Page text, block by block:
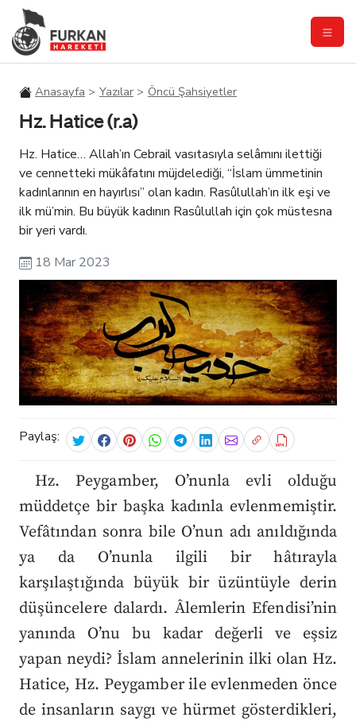
Anasayfa Yazılar Öncü Şahsiyetler
Hz. Hatice (r.a)
Hz. Hatice… Allah’ın Cebrail vasıtasıyla selâmını ilettiği
ve cennetteki mükâfatını müjdelediği, “İslam ümmetinin
kadınlarının en hayırlısı” olan kadın. Rasûlullah’ın ilk eşi ve
ilk mü’min. Bu büyük kadının Rasûlullah için çok müstesna
bir yeri vardı.
18 Mar 2023
Paylaş:
Hz. Peygamber, O’nunla evli olduğu
müddetçe bir başka kadınla evlenmemiştir.
Vefâtından sonra bile O’nun adı anıldığında
ya da O’nunla ilgili bir hâtırayla
karşılaştığında büyük bir üzüntüyle derin
düşüncelere dalardı. Âlemlerin Efendisi’nin
yanında O’nu bu kadar değerli ve eşsiz
yapan neydi? İslam annelerinin ilki olan Hz.
Hatice, Hz. Peygamber ile evlenmeden önce
de insanların saygı ve hürmet gösterdikleri,